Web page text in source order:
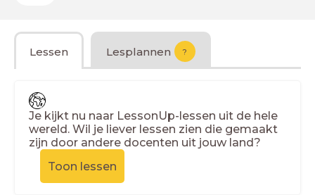
Lessen Lesplannen ?
Je kijkt nu naar LessonUp-lessen uit de hele
wereld. Wil je liever lessen zien die gemaakt
zijn door andere docenten uit jouw land?
Toon lessen